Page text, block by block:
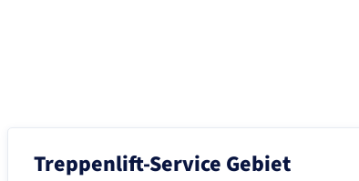
Treppenlift-Service Gebiet